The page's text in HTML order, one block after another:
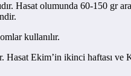
Hasat olumunda 60-150 gr
kullanılır.
Ekim’in ikinci haftası ve